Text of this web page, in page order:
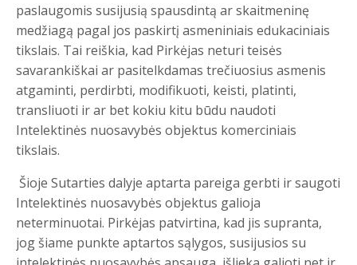
paslaugomis susijusią spausdintą ar skaitmeninę
medžiagą pagal jos paskirtį asmeniniais edukaciniais
tikslais. Tai reiškia, kad Pirkėjas neturi teisės
savarankiškai ar pasitelkdamas trečiuosius asmenis
atgaminti, perdirbti, modifikuoti, keisti, platinti,
transliuoti ir ar bet kokiu kitu būdu naudoti
Intelektinės nuosavybės objektus komerciniais
tikslais.
Šioje Sutarties dalyje aptarta pareiga gerbti ir saugoti
Intelektinės nuosavybės objektus galioja
neterminuotai. Pirkėjas patvirtina, kad jis supranta,
jog šiame punkte aptartos sąlygos, susijusios su